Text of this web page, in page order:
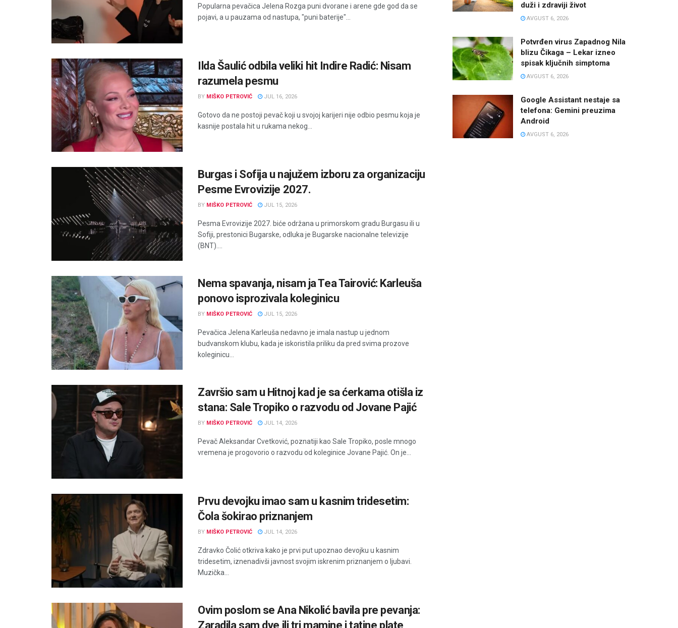
Popularna pevačica Jelena Rozga puni dvorane i arene gde god da se
pojavi, a u pauzama od nastupa, "puni baterije"...
Ilda Šaulić odbila veliki hit Indire Radić: Nisam
razumela pesmu
BY MIŠKO PETROVIĆ JUL 16, 2026
Gotovo da ne postoji pevač koji u svojoj karijeri nije odbio pesmu koja je
kasnije postala hit u rukama nekog...
Burgas i Sofija u najužem izboru za organizaciju
Pesme Evrovizije 2027.
BY MIŠKO PETROVIĆ JUL 15, 2026
Pesma Evrovizije 2027. biće održana u primorskom gradu Burgasu ili u
Sofiji, prestonici Bugarske, odluka je Bugarske nacionalne televizije
(BNT)....
Nema spavanja, nisam ja Tea Tairović: Karleuša
ponovo isprozivala koleginicu
BY MIŠKO PETROVIĆ JUL 15, 2026
Pevačica Jelena Karleuša nedavno je imala nastup u jednom
budvanskom klubu, kada je iskoristila priliku da pred svima prozove
koleginicu...
Završio sam u Hitnoj kad je sa ćerkama otišla iz
stana: Sale Tropiko o razvodu od Jovane Pajić
BY MIŠKO PETROVIĆ JUL 14, 2026
Pevač Aleksandar Cvetković, poznatiji kao Sale Tropiko, posle mnogo
vremena je progovorio o razvodu od koleginice Jovane Pajić. On je...
Prvu devojku imao sam u kasnim tridesetim:
Čola šokirao priznanjem
BY MIŠKO PETROVIĆ JUL 14, 2026
Zdravko Čolić otkriva kako je prvi put upoznao devojku u kasnim
tridesetim, iznenadivši javnost svojim iskrenim priznanjem o ljubavi.
Muzička...
Ovim poslom se Ana Nikolić bavila pre pevanja:
Zaradila sam dve ili tri mamine i tatine plate
duži i zdraviji život
AVGUST 6, 2026
Potvrđen virus Zapadnog Nila
blizu Čikaga – Lekar izneo
spisak ključnih simptoma
AVGUST 6, 2026
Google Assistant nestaje sa
telefona: Gemini preuzima
Android
AVGUST 6, 2026